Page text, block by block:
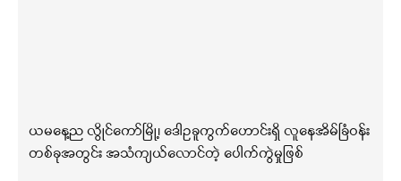
ယမနေ့ည လွိုင်ကော်မြို့၊ ဒေါဥခူကွက်ဟောင်းရှိ လူနေအိမ်ခြံဝန်း
တစ်ခုအတွင်း အသံကျယ်လောင်တဲ့ ပေါက်ကွဲမှုဖြစ်